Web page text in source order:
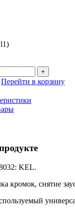
Перейти в корзину
KEL.
кромок, снятие